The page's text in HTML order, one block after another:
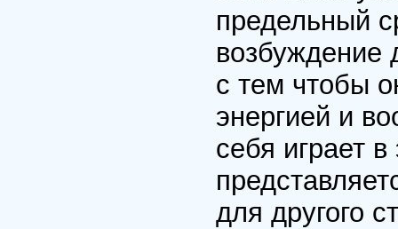
предельный
возбуждение
с тем чтобы
энергией и
себя играет
для другого